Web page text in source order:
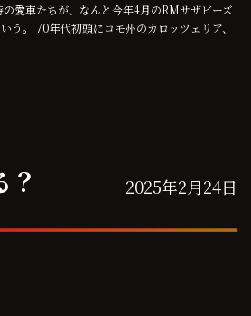
愛車たちが、なんと今年4月のRMサザビーズ
う。 70年代初頭にコモ州のカロッツェリア、
2025年2月24日